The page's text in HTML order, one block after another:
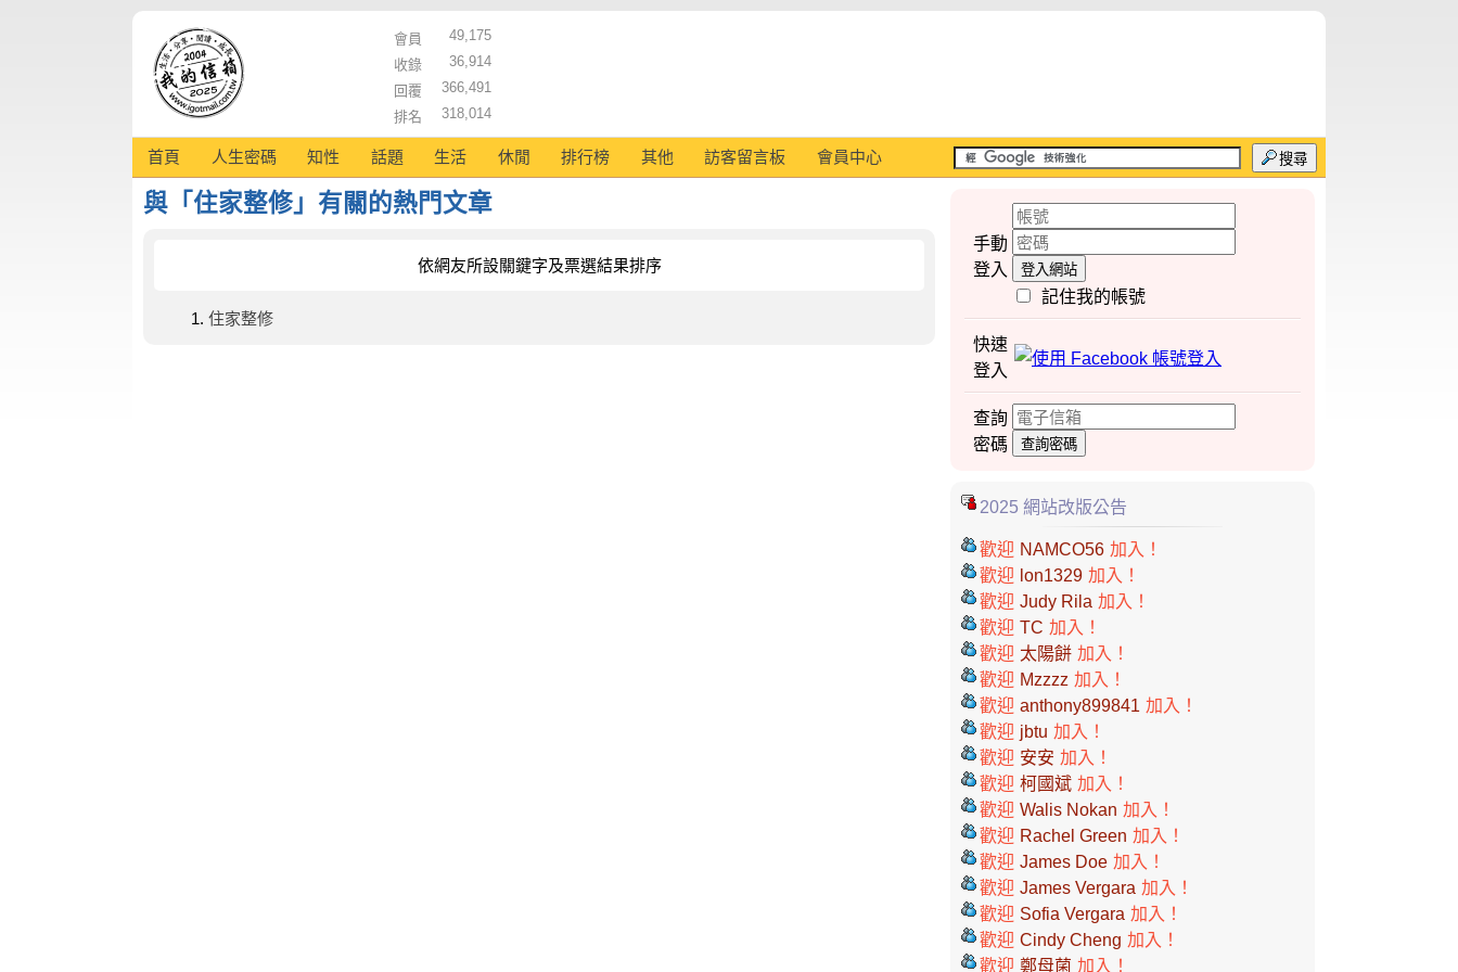
會員
49,175
收錄
36,914
回覆
366,491
排名
318,014
首頁 人生密碼 知性 話題 生活 休閒 排行榜 其他 訪客留言板 會員中心 搜尋
與「住家整修」有關的熱門文章
依網友所設關鍵字及票選結果排序
住家整修
手動
登入
登入網站
記住我的帳號
快速
登入
查詢
密碼
查詢密碼
2025 網站改版公告
歡迎 NAMCO56 加入！
歡迎 lon1329 加入！
歡迎 Judy Rila 加入！
歡迎 TC 加入！
歡迎 太陽餅 加入！
歡迎 Mzzzz 加入！
歡迎 anthony899841 加入！
歡迎 jbtu 加入！
歡迎 安安 加入！
歡迎 柯國斌 加入！
歡迎 Walis Nokan 加入！
歡迎 Rachel Green 加入！
歡迎 James Doe 加入！
歡迎 James Vergara 加入！
歡迎 Sofia Vergara 加入！
歡迎 Cindy Cheng 加入！
歡迎 鄭母菌 加入！